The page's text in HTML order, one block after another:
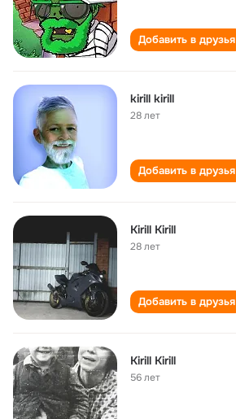
Добавить в друзья
kirill kirill
28 лет
Добавить в друзья
Kirill Kirill
28 лет
Добавить в друзья
Kirill Kirill
56 лет